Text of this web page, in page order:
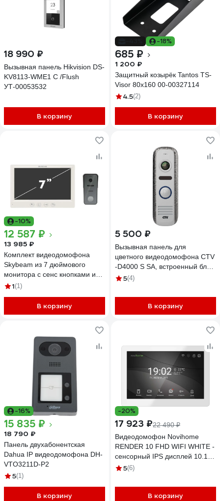
18 990 ₽
Вызывная панель Hikvision DS-
KV8113-WME1 C /Flush
УТ-00053532
В корзину
-18%
685 ₽
1 200 ₽
Защитный козырёк Tantos TS-
Visor 80x160 00-00327114
4.5(2)
В корзину
-10%
12 587 ₽
13 985 ₽
Комплект видеодомофона
Skybeam из 7 дюймового
монитора с сенс кнопками и
вызывной панели, белый
94712HA+94208-1080PWH
1(1)
В корзину
5 500 ₽
Вызывная панель для
цветного видеодомофона CTV
-D4000 S SA, встроенный блок
управления замком (БУЗ),
серебро антик 10-0000667
5(4)
В корзину
-16%
15 835 ₽
18 790 ₽
Панель двухабонентская
Dahua IP видеодомофона DH-
VTO3211D-P2
5(1)
В корзину
-20%
17 923 ₽22 490 ₽
Видеодомофон Novihome
RENDER 10 FHD WIFI WHITE -
сенсорный IPS дисплей 10.1;
поддержка: 2 вызывных
трев.датчиков; 3
доп.домофонов; Слот microSD
5(6)
В корзину